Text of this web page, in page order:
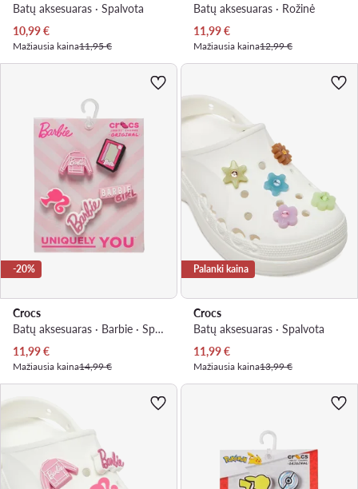
Batų aksesuaras · Spalvota
Dabartinė kaina
10,99€
Mažiausia kaina11,95 €
Batų aksesuaras · Rožinė
Dabartinė kaina
11,99€
Mažiausia kaina12,99 €
-20%
Crocs
Batų aksesuaras · Barbie · Spalvota
Dabartinė kaina
11,99€
Mažiausia kaina14,99 €
Palanki kaina
Crocs
Batų aksesuaras · Spalvota
Dabartinė kaina
11,99€
Mažiausia kaina13,99 €